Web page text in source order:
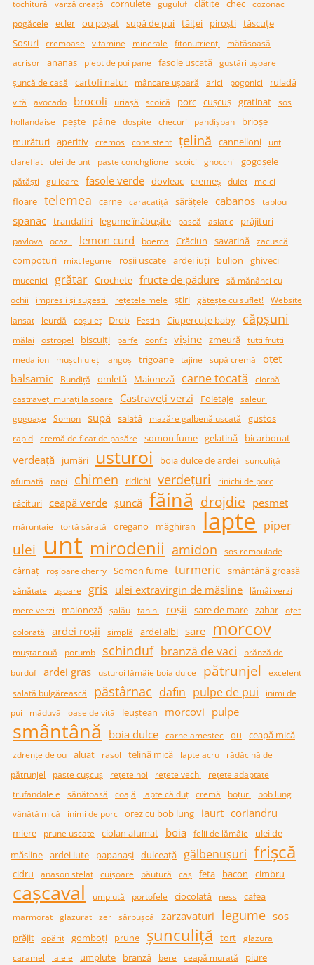
tochitură varză creaţă cornuleţe guguluf clătite chec cozonac
pogăcele
ecler ou poşat supă de pui tăiţei piroşti tăscuţe
Sosuri cremoase vitamine minerale fitonutrienţi
mătăsoasă
acrişor ananas piept de pui pane fasole uscată gustări uşoare
şuncă de casă
cartofi natur mâncare uşoară arici pogonici ruladă
vită avocado brocoli uriaşă scoică porc cuşcuş gratinat sos
hollandaise
pește pâine dospite checuri pandișpan
brioșe
murături aperitiv cremos consistent țelină cannelloni
unt
clarefiat
ulei de unt paste conchglione scoici gnocchi gogoșele
pătăști gulioare fasole verde dovleac cremeș duiet melci
floare telemea carne caracatiță sărățele cabanos tablou
spanac trandafiri legume înăbușite pască asiatic prăjituri
pavlova ocazii lemon curd boema Crăciun savarină zacuscă
compoturi mixt legume roșii uscate ardei iuți bulion ghiveci
mucenici grătar Crochete fructe de pădure să mănânci cu
ochii
impresii și sugestii rețetele mele știri gătește cu suflet! Website
lansat
leurdă coșuleț Drob Festin Ciupercuțe baby căpșuni
mălai ostropel biscuiți parfe confit vișine zmeură tutti frutti
medalion
mușchiuleț langoș trigoane tajine supă cremă
oțet
balsamic
Bundiță omletă Maioneză carne tocată
ciorbă
castraveţi muraţi la soare
Castraveți verzi Foietaje saleuri
gogoașe
Somon supă salată mazăre galbenă uscată gustos
rapid cremă de ficat de pasăre somon fume gelatină bicarbonat
verdeață jumări usturoi boia dulce de ardei şunculiţă
afumată
napi chimen ridichi verdețuri rinichi de porc
răcituri ceapă verde șuncă făină drojdie pesmet
măruntaie tortă sărată oregano măghiran lapte piper
ulei unt mirodenii amidon sos remoulade
cârnaț roșioare cherry Somon fume turmeric smântână groasă
sănătate ușoare gris ulei extravirgin de măsline
lămâi verzi
mere verzi
maioneză șalău tahini roșii sare de mare zahar oțet
colorată
ardei roșii simplă ardei albi sare morcov
muștar ouă porumb schinduf branză de vaci
brănză de
burduf ardei gras usturoi lămâie boia dulce pătrunjel
excelent
salată bulgărească
păstârnac dafin pulpe de pui
inimi de
pui
măduvă oase de vită leuștean morcovi pulpe
smântână boia dulce carne amestec ou ceapă mică
zdrențe de ou aluat rasol țelină mică lapte acru
rădăcină de
pătrunjel
paste cușcuș rețete noi rețete vechi
rețete adaptate
trufandale e
sănătoasă coajă lapte călduț cremă boțuri
bob lung
vânătă mică
inimi de porc orez cu bob lung iaurt coriandru
miere prune uscate ciolan afumat boia felii de lămâie
ulei de
măsline ardei iute papanași dulceață gălbenușuri frișcă
cidru anason stelat cuișoare băutură caș feta bacon cimbru
cașcaval umplută portofele ciocolată ness cafea
marmorat glazurat zer sărbușcă zarzavaturi legume sos
prăjit opărit gomboți prune șunculiță tort glazura
caramel
lalele umplute branză bere ceapă murată
piure